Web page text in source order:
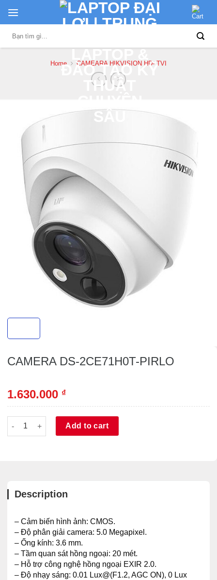
content
Home CAMEARA HIKVISION HD- TVI
CAMERA DS-2CE71H0T-PIRLO
1.630.000 ₫
CAMERA DS-2CE71H0T-PIRLO quantity
Add to cart
Description
– Cảm biến hình ảnh: CMOS.
– Độ phân giải camera: 5.0 Megapixel.
– Ống kính: 3.6 mm.
– Tầm quan sát hồng ngoại: 20 mét.
– Hỗ trợ công nghệ hồng ngoại EXIR 2.0.
– Độ nhạy sáng: 0.01 Lux@(F1.2, AGC ON), 0 Lux